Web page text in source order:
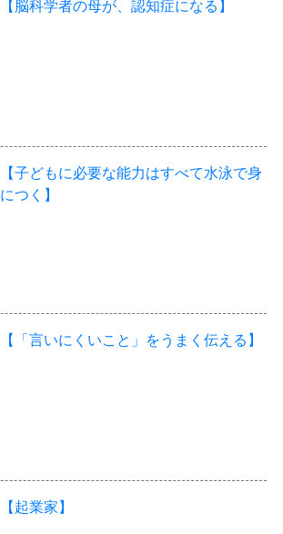
【脳科学者の母が、認知症になる】
【子どもに必要な能力はすべて水泳で身
につく】
【「言いにくいこと」をうまく伝える】
【起業家】